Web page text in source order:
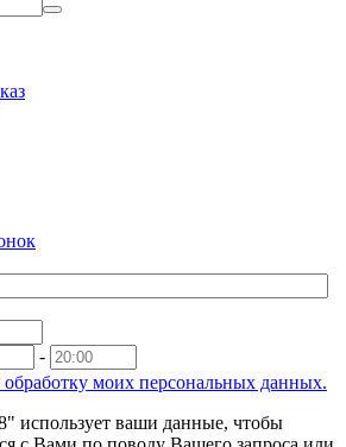
-
обработку моих персональных данных.
ваши данные, чтобы